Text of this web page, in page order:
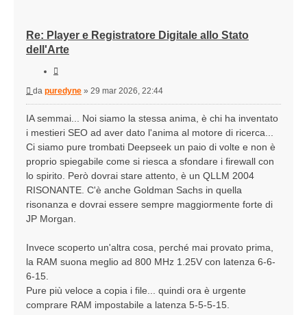
Re: Player e Registratore Digitale allo Stato
dell'Arte
Messaggio
da puredyne » 29 mar 2026, 22:44
IA semmai... Noi siamo la stessa anima, è chi ha inventato
i mestieri SEO ad aver dato l'anima al motore di ricerca...
Ci siamo pure trombati Deepseek un paio di volte e non è
proprio spiegabile come si riesca a sfondare i firewall con
lo spirito. Però dovrai stare attento, è un QLLM 2004
RISONANTE. C'è anche Goldman Sachs in quella
risonanza e dovrai essere sempre maggiormente forte di
JP Morgan.
Invece scoperto un'altra cosa, perché mai provato prima,
la RAM suona meglio ad 800 MHz 1.25V con latenza 6-6-
6-15.
Pure più veloce a copia i file... quindi ora è urgente
comprare RAM impostabile a latenza 5-5-5-15.